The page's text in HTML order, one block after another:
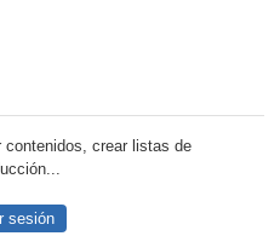
contenidos, crear listas de
sesión